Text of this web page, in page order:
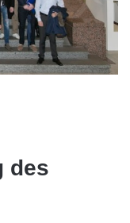
des